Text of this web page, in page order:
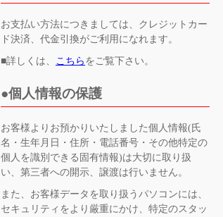
お支払い方法につきましては、クレジットカー
ド決済、代金引換がご利用になれます。
■詳しくは、 こちら をご覧下さい。
個人情報の保護
お客様よりお預かりいたしました個人情報(氏
名・生年月日・住所・電話番号・その他特定の
個人を識別できる固有情報)は大切に取り扱
い、第三者への開示、譲渡は行いません。
また、お客様データを取り扱うパソコンには、
セキュリティをより厳重にかけ、特定のスタッ